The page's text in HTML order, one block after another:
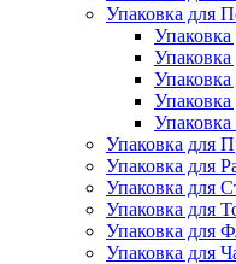
Упаковка для
Упаковка
Упаковка
Упаковка для
Упаковка для
Упаковка для
Упаковка для
Упаковка для
Упаковка для